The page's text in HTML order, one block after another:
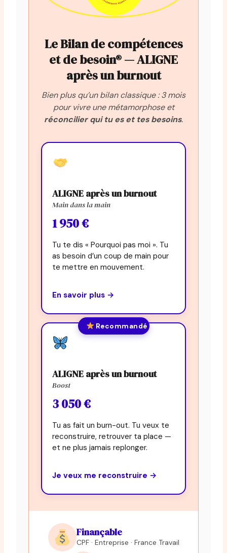
Le Bilan de compétences
et de besoin® — ALIGNE
après un burnout
Bien plus qu’un bilan classique : 3 mois
pour vivre une métamorphose et
réconcilier qui tu es et tes besoins.
ALIGNE après un burnout
Main dans la main
1 950 €
Tu te dis « Pourquoi pas moi ». Tu
as besoin d’un coup de main pour
te mettre en mouvement.
En savoir plus →
Recommandé
ALIGNE après un burnout
Boost
3 050 €
Tu as fait un burn-out. Tu veux te
reconstruire, retrouver ta place —
et ne plus jamais replonger.
Je veux me reconstruire →
Finançable
CPF · Entreprise · France Travail